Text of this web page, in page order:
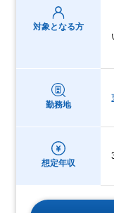
対象となる方
勤務地
想定年収